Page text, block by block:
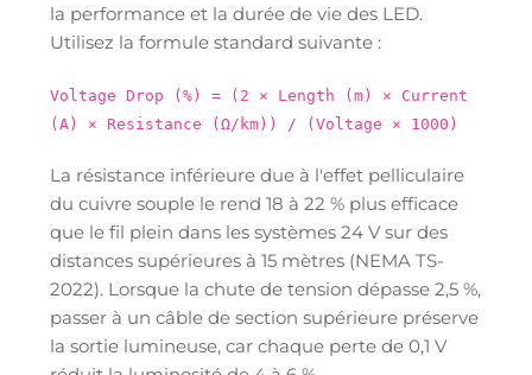
la performance et la durée de vie des LED.
Utilisez la formule standard suivante :
Voltage Drop (%) = (2 × Length (m) × Current
(A) × Resistance (Ω/km)) / (Voltage × 1000)
La résistance inférieure due à l'effet pelliculaire
du cuivre souple le rend 18 à 22 % plus efficace
que le fil plein dans les systèmes 24 V sur des
distances supérieures à 15 mètres (NEMA TS-
2022). Lorsque la chute de tension dépasse 2,5 %,
passer à un câble de section supérieure préserve
la sortie lumineuse, car chaque perte de 0,1 V